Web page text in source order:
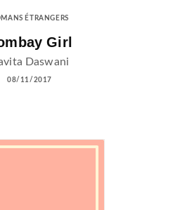
ÉTRANGERS
Girl
Daswani
08/11/2017